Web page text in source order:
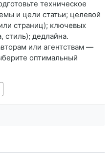
техническое
и цели статьи; целевой
страниц); ключевых
стиль); дедлайна.
или агентствам —
оптимальный